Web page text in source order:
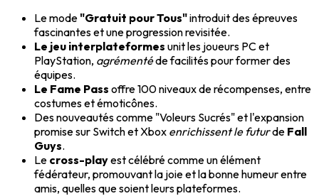
Le mode"Gratuit pour Tous"introduit des épreuves
fascinantes et une progression revisitée.
Le jeu interplateformes unit les joueurs PC et
PlayStation, agrémentéde facilités pour former des
équipes.
Le Fame Pass offre 100 niveaux de récompenses, entre
costumes et émoticônes.
Des nouveautés comme "Voleurs Sucrés" et l'expansion
promise sur Switch et Xbox enrichissent le futurde Fall
Guys.
Le cross-playest célébré comme un élément
fédérateur, promouvant la joie et la bonne humeur entre
amis, quelles que soient leurs plateformes.